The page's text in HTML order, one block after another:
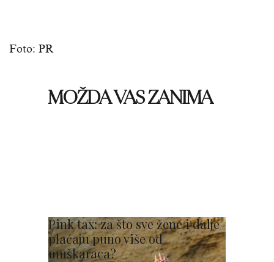
Foto: PR
MOŽDA VAS ZANIMA
Pink tax: za što sve žene i dalje
plaćaju puno više od
muškaraca?